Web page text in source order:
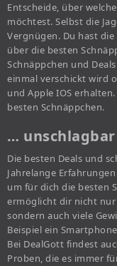
Entscheide, über
möchtest. Selbst die
Vergnügen. Du hast
über die besten
Schnäppchen und
einmal verschickt wird
und Apple IOS
besten Schnäppchen.
… unschlagbar
Die besten Deals und
Jahrelange
um für dich die besten
ermöglicht dir nicht nur
sondern auch viele
Beispiel ein
Bei DealGott findest
Proben, die es immer